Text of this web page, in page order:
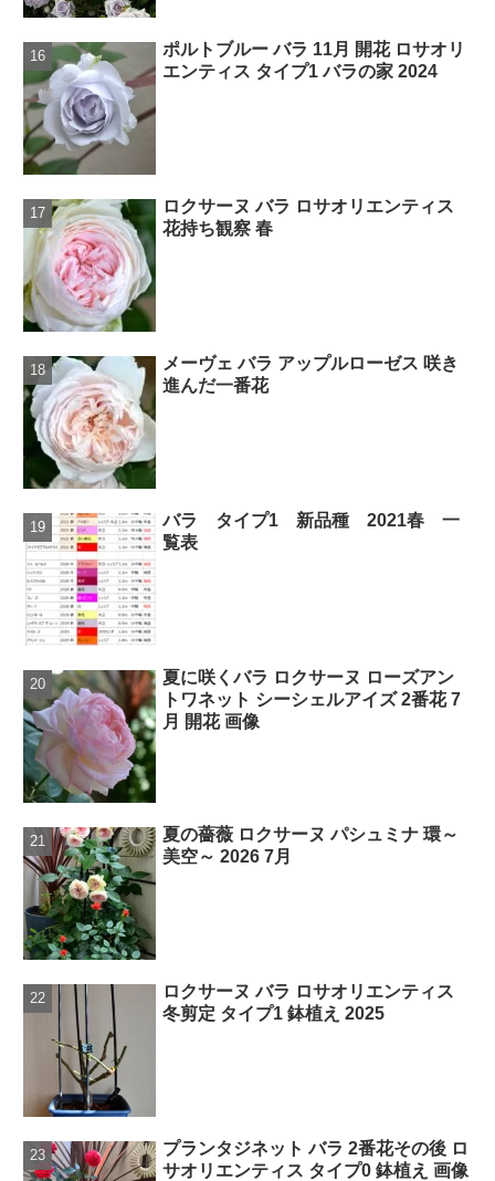
ポルトブルー バラ 11月 開花 ロサオリ
エンティス タイプ1 バラの家 2024
ロクサーヌ バラ ロサオリエンティス
花持ち観察 春
メーヴェ バラ アップルローゼス 咲き
進んだ一番花
バラ タイプ1 新品種 2021春 一
覧表
夏に咲くバラ ロクサーヌ ローズアン
トワネット シーシェルアイズ 2番花 7
月 開花 画像
夏の薔薇 ロクサーヌ パシュミナ 環～
美空～ 2026 7月
ロクサーヌ バラ ロサオリエンティス
冬剪定 タイプ1 鉢植え 2025
プランタジネット バラ 2番花その後 ロ
サオリエンティス タイプ0 鉢植え 画像